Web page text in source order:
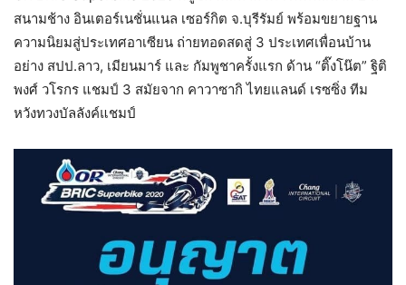
สนามช้าง อินเตอร์เนชั่นแนล เซอร์กิต จ.บุรีรัมย์ พร้อมขยายฐาน
ความนิยมสู่ประเทศอาเซียน ถ่ายทอดสดสู่ 3 ประเทศเพื่อนบ้าน
อย่าง สปป.ลาว, เมียนมาร์ และ กัมพูชาครั้งแรก ด้าน “ติ๊งโน๊ต” ฐิติ
พงศ์ วโรกร แชมป์ 3 สมัยจาก คาวาซากิ ไทยแลนด์ เรซซิ่ง ทีม
หวังทวงบัลลังค์แชมป์